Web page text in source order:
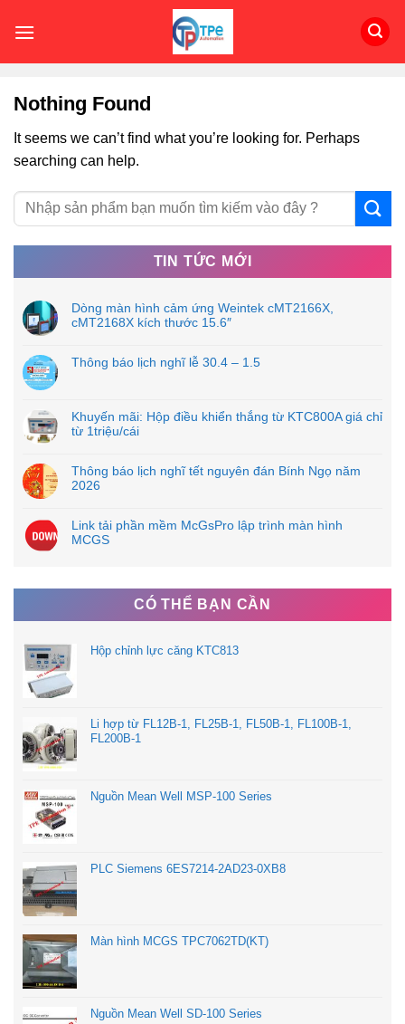
Nothing Found
It seems we can’t find what you’re looking for. Perhaps
searching can help.
TIN TỨC MỚI
Dòng màn hình cảm ứng Weintek cMT2166X,
cMT2168X kích thước 15.6″
Thông báo lịch nghĩ lễ 30.4 – 1.5
Khuyến mãi: Hộp điều khiển thắng từ KTC800A giá chỉ
từ 1triệu/cái
Thông báo lịch nghĩ tết nguyên đán Bính Ngọ năm
2026
Link tải phần mềm McGsPro lập trình màn hình
MCGS
CÓ THỂ BẠN CẦN
Hộp chỉnh lực căng KTC813
Li hợp từ FL12B-1, FL25B-1, FL50B-1, FL100B-1,
FL200B-1
Nguồn Mean Well MSP-100 Series
PLC Siemens 6ES7214-2AD23-0XB8
Màn hình MCGS TPC7062TD(KT)
Nguồn Mean Well SD-100 Series